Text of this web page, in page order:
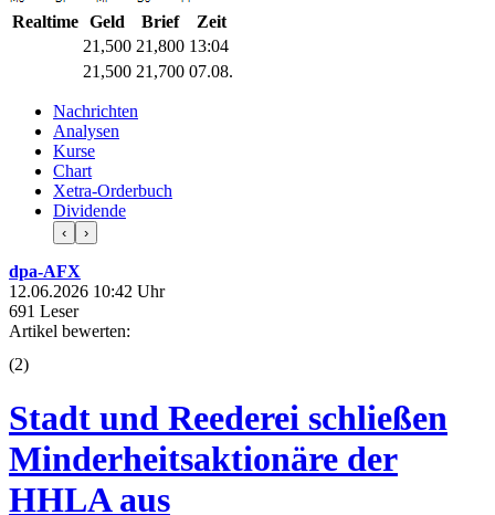
Realtime Geld Brief
Zeit
21,500 21,800 13:04
21,500 21,700 07.08.
Nachrichten
Analysen
Kurse
Chart
Xetra-Orderbuch
Dividende
‹ ›
dpa-AFX
12.06.2026 10:42 Uhr
691 Leser
Artikel bewerten:
(2)
Stadt und Reederei schließen
Minderheitsaktionäre der
HHLA aus